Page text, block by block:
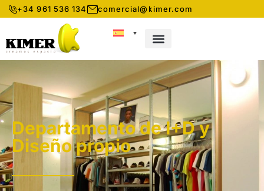
+34 961 536 134 comercial@kimer.com
Departamento de I+D y
Diseño propio